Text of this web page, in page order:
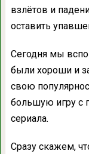
взлётов и
оставить
Сегодня мы
были хороши и
свою
большую игру с
сериала.
Сразу скажем,